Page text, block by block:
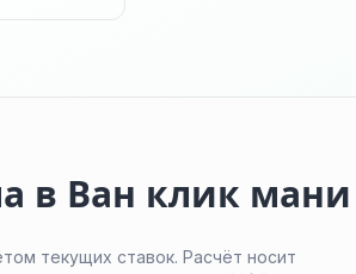
в Ван клик
текущих ставок. Расчёт носит